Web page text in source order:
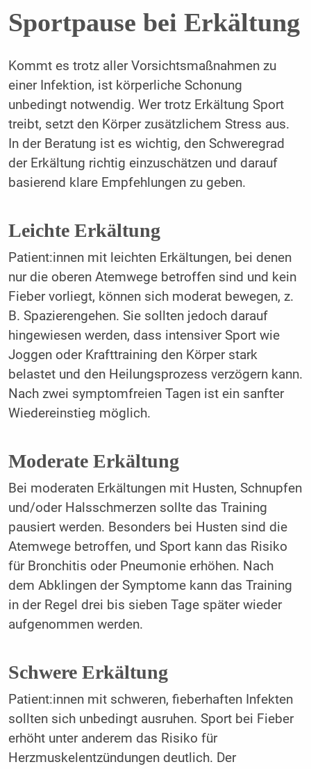
Sportpause bei Erkältung
Kommt es trotz aller Vorsichtsmaßnahmen zu
einer Infektion, ist körperliche Schonung
unbedingt notwendig. Wer trotz Erkältung Sport
treibt, setzt den Körper zusätzlichem Stress aus.
In der Beratung ist es wichtig, den Schweregrad
der Erkältung richtig einzuschätzen und darauf
basierend klare Empfehlungen zu geben.
Leichte Erkältung
Patient:innen mit leichten Erkältungen, bei denen
nur die oberen Atemwege betroffen sind und kein
Fieber vorliegt, können sich moderat bewegen, z.
B. Spazierengehen. Sie sollten jedoch darauf
hingewiesen werden, dass intensiver Sport wie
Joggen oder Krafttraining den Körper stark
belastet und den Heilungsprozess verzögern kann.
Nach zwei symptomfreien Tagen ist ein sanfter
Wiedereinstieg möglich.
Moderate Erkältung
Bei moderaten Erkältungen mit Husten, Schnupfen
und/oder Halsschmerzen sollte das Training
pausiert werden. Besonders bei Husten sind die
Atemwege betroffen, und Sport kann das Risiko
für Bronchitis oder Pneumonie erhöhen. Nach
dem Abklingen der Symptome kann das Training
in der Regel drei bis sieben Tage später wieder
aufgenommen werden.
Schwere Erkältung
Patient:innen mit schweren, fieberhaften Infekten
sollten sich unbedingt ausruhen. Sport bei Fieber
erhöht unter anderem das Risiko für
Herzmuskelentzündungen deutlich. Der